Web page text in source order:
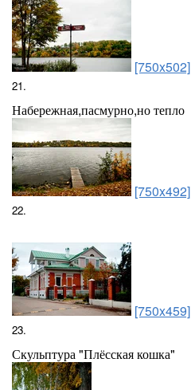
[750x502]
21.
Набережная,пасмурно,но тепло
[750x492]
22.
[750x459]
23.
Скульптура "Плёсская кошка"